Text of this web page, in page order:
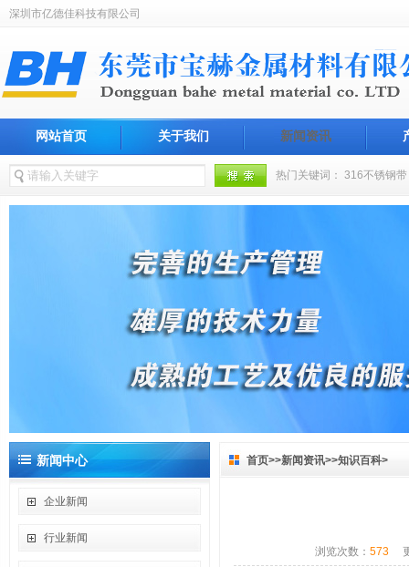
深圳市亿德佳科技有限公司
网站首页 关于我们 新闻资讯
热门关键词： 316不锈钢带
新闻中心
企业新闻
行业新闻
首页>>新闻资讯>>知识百科>
浏览次数： 573